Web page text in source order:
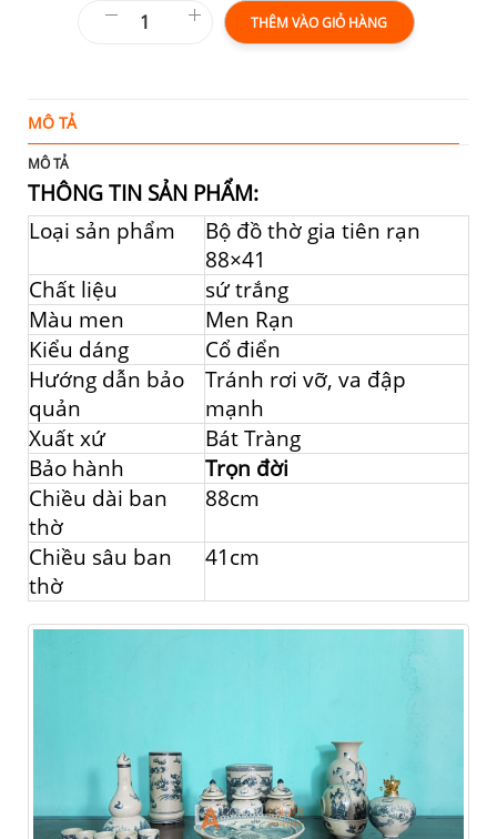
THÊM VÀO GIỎ HÀNG
MÔ TẢ
MÔ TẢ
THÔNG TIN SẢN PHẨM:
Loại sản phẩm
Bộ đồ thờ gia tiên rạn
88×41
Chất liệu
sứ trắng
Màu men
Men Rạn
Kiểu dáng
Cổ điển
Hướng dẫn bảo
quản
Tránh rơi vỡ, va đập
mạnh
Xuất xứ
Bát Tràng
Bảo hành
Trọn đời
Chiều dài ban
thờ
88cm
Chiều sâu ban
thờ
41cm